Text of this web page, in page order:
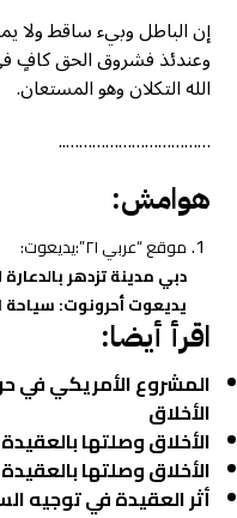
إن الباطل وبيء ساقط ولا
وعندئذ فشروق الحق كافٍ
الله التكلان وهو المستعان.
……………………………..
هوامش:
موقع “عربي ٢١”:يديعوت:
دبي مدينة تزدهر بالدعارة
يديعوت أحرونوت:
اقرأ أيضا:
المشروع الأمريكي في
الأخلاق
الأخلاق وصلتها بالعقيدة ..
الأخلاق وصلتها بالعقيدة ..
أثر العقيدة في توجيه